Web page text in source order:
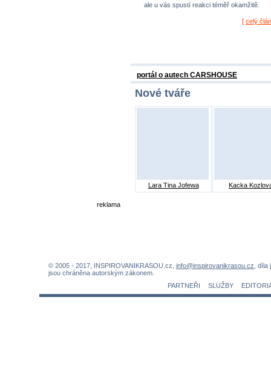
ale u vás spustí reakci téměř okamžitě.
[ celý
portál o autech CARSHOUSE
Nové tváře
Lara Tina Jofewa Kacka
reklama
© 2005 - 2017, INSPIROVANIKRASOU.cz, info@inspirovanikrasou.cz ,
jsou chráněna autorským zákonem.
PARTNEŘI
SLUŽBY